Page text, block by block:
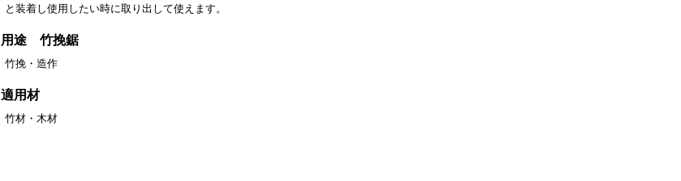
と装着し使用したい時に取り出して使えます。
用途 竹挽鋸
竹挽・造作
適用材
竹材・木材